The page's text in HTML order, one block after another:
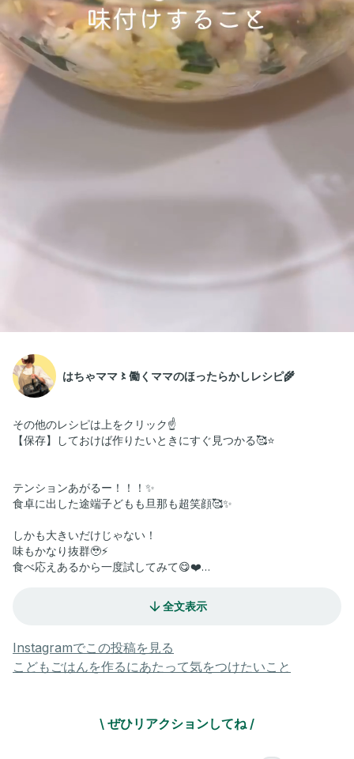
はちゃママ〻働くママのほったらかしレシピ🌾
その他のレシピは上をクリック☝️
【保存】しておけば作りたいときにすぐ見つかる🥰⭐️
テンションあがるー！！！✨
食卓に出した途端子どもも旦那も超笑顔🥰✨
しかも大きいだけじゃない！
味もかなり抜群🥹⚡️
食べ応えあるから一度試してみて😋❤️
・水 50ml
A
・豚ミンチ 250g
・醤油 大さじ1と1/2
全文表示
Instagramでこの投稿を見る
こどもごはんを作るにあたって気をつけたいこと
\ ぜひリアクションしてね /